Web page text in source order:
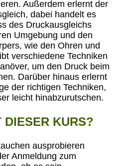
Außerdem erlernt der
dabei handelt es
des Druckausgleichs
Umgebung und den
wie den Ohren und
verschiedene Techniken
um den Druck beim
Darüber hinaus erlernt
der richtigen Techniken,
leicht hinabzurutschen.
DIESER KURS?
ausprobieren
Anmeldung zum